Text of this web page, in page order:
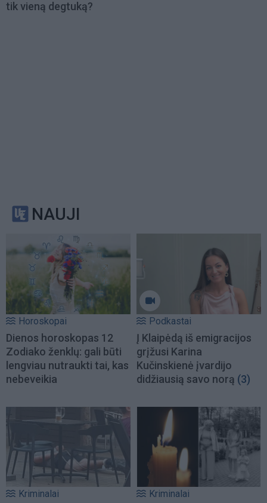
tik vieną degtuką?
NAUJI
Horoskopai
Dienos horoskopas 12
Zodiako ženklų: gali būti
lengviau nutraukti tai, kas
nebeveikia
Podkastai
Į Klaipėdą iš emigracijos
grįžusi Karina
Kučinskienė įvardijo
didžiausią savo norą (3)
Kriminalai Kriminalai